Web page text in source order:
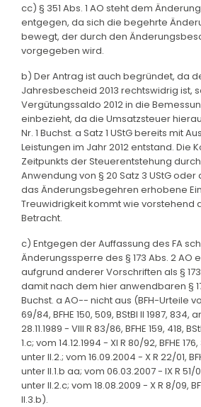
cc) § 351 Abs. 1 AO steht dem
entgegen, da sich die begehrte
bewegt, der durch den
vorgegeben wird.
b) Der Antrag ist auch begründet, da
Jahresbescheid 2013 rechtswidrig ist,
Vergütungssaldo 2012 in die
einbezieht, da die Umsatzsteuer
Nr. 1 Buchst. a Satz 1 UStG bereits mit
Leistungen im Jahr 2012 entstand. Die
Zeitpunkts der Steuerentstehung
Anwendung von § 20 Satz 3 UStG
das Änderungsbegehren erhobene
Treuwidrigkeit kommt wie vorstehend
Betracht.
c) Entgegen der Auffassung des FA
Änderungssperre des § 173 Abs. 2 AO
aufgrund anderer Vorschriften als §
damit nach dem hier anwendbaren §
Buchst. a AO-- nicht aus (BFH-Urteile
69/84, BFHE 150, 509, BStBl II 1987, 834,
28.11.1989 - VIII R 83/86, BFHE 159, 418,
1.c; vom 14.12.1994 - XI R 80/92, BFHE
unter II.2.; vom 16.09.2004 - X R 22/01,
unter II.1.b aa; vom 06.03.2007 - IX R 51/
unter II.2.c; vom 18.08.2009 - X R 8/09,
II.3.b).